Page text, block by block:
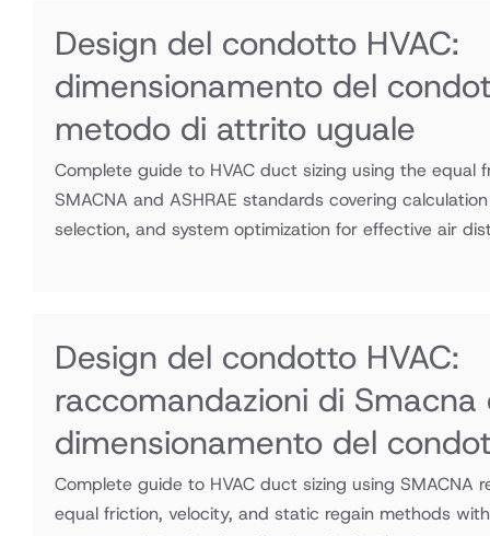
Design del condotto HVAC:
dimensionamento del
metodo di attrito uguale
Complete guide to HVAC duct sizing using the equal
SMACNA and ASHRAE standards covering
selection, and system optimization for effective air
Design del condotto HVAC:
raccomandazioni di Smacna
dimensionamento del
Complete guide to HVAC duct sizing using SMACNA
equal friction, velocity, and static regain methods